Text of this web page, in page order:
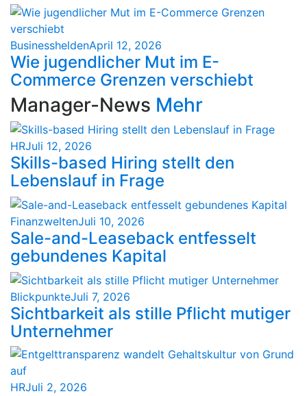
BusinessheldenApril 12, 2026
Wie jugendlicher Mut im E-
Commerce Grenzen verschiebt
Manager-News Mehr
HRJuli 12, 2026
Skills-based Hiring stellt den
Lebenslauf in Frage
FinanzweltenJuli 10, 2026
Sale-and-Leaseback entfesselt
gebundenes Kapital
BlickpunkteJuli 7, 2026
Sichtbarkeit als stille Pflicht mutiger
Unternehmer
HRJuli 2, 2026